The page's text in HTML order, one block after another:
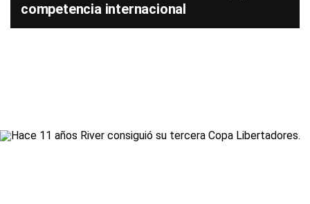
competencia internacional